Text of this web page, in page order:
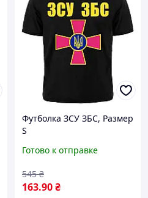
Футболка ЗСУ ЗБС, Размер
S
Готово к отправке
163.90₴
545 ₴